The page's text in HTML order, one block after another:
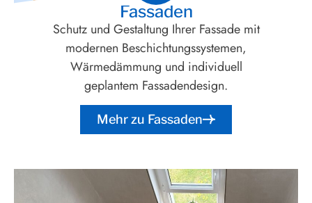
Fassaden
Schutz und Gestaltung Ihrer Fassade mit
modernen Beschichtungssystemen,
Wärmedämmung und individuell
geplantem Fassadendesign.
Mehr zu Fassaden